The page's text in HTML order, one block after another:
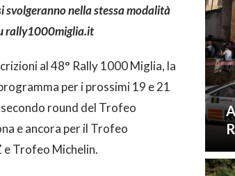
svolgeranno nella stessa modalità
rally1000miglia.it
al 48° Rally 1000 Miglia, la
per i prossimi 19 e 21
round del Trofeo
e ancora per il Trofeo
e Trofeo Michelin.